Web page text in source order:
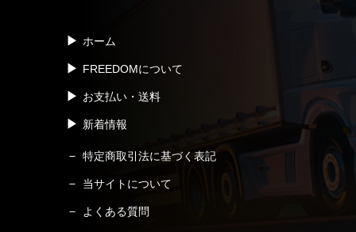
ホーム
FREEDOMについて
お支払い・送料
新着情報
特定商取引法に基づく表記
当サイトについて
よくある質問